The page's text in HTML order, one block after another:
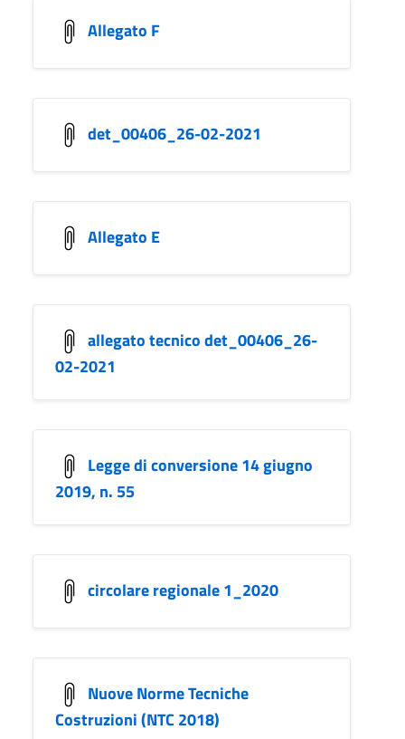
Allegato F
det_00406_26-02-2021
Allegato E
allegato tecnico det_00406_26-
02-2021
Legge di conversione 14 giugno
2019, n. 55
circolare regionale 1_2020
Nuove Norme Tecniche
Costruzioni (NTC 2018)